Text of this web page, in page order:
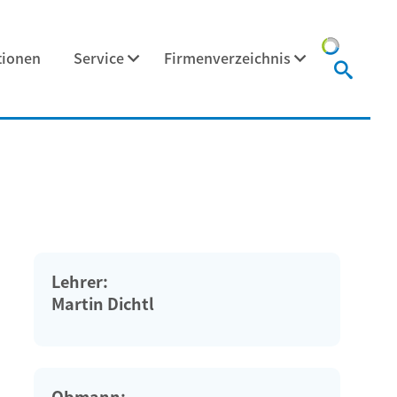
Service Firmenverzeichnis
Lehrer:
Martin Dichtl